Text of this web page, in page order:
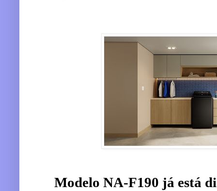
Modelo NA-F190 já está